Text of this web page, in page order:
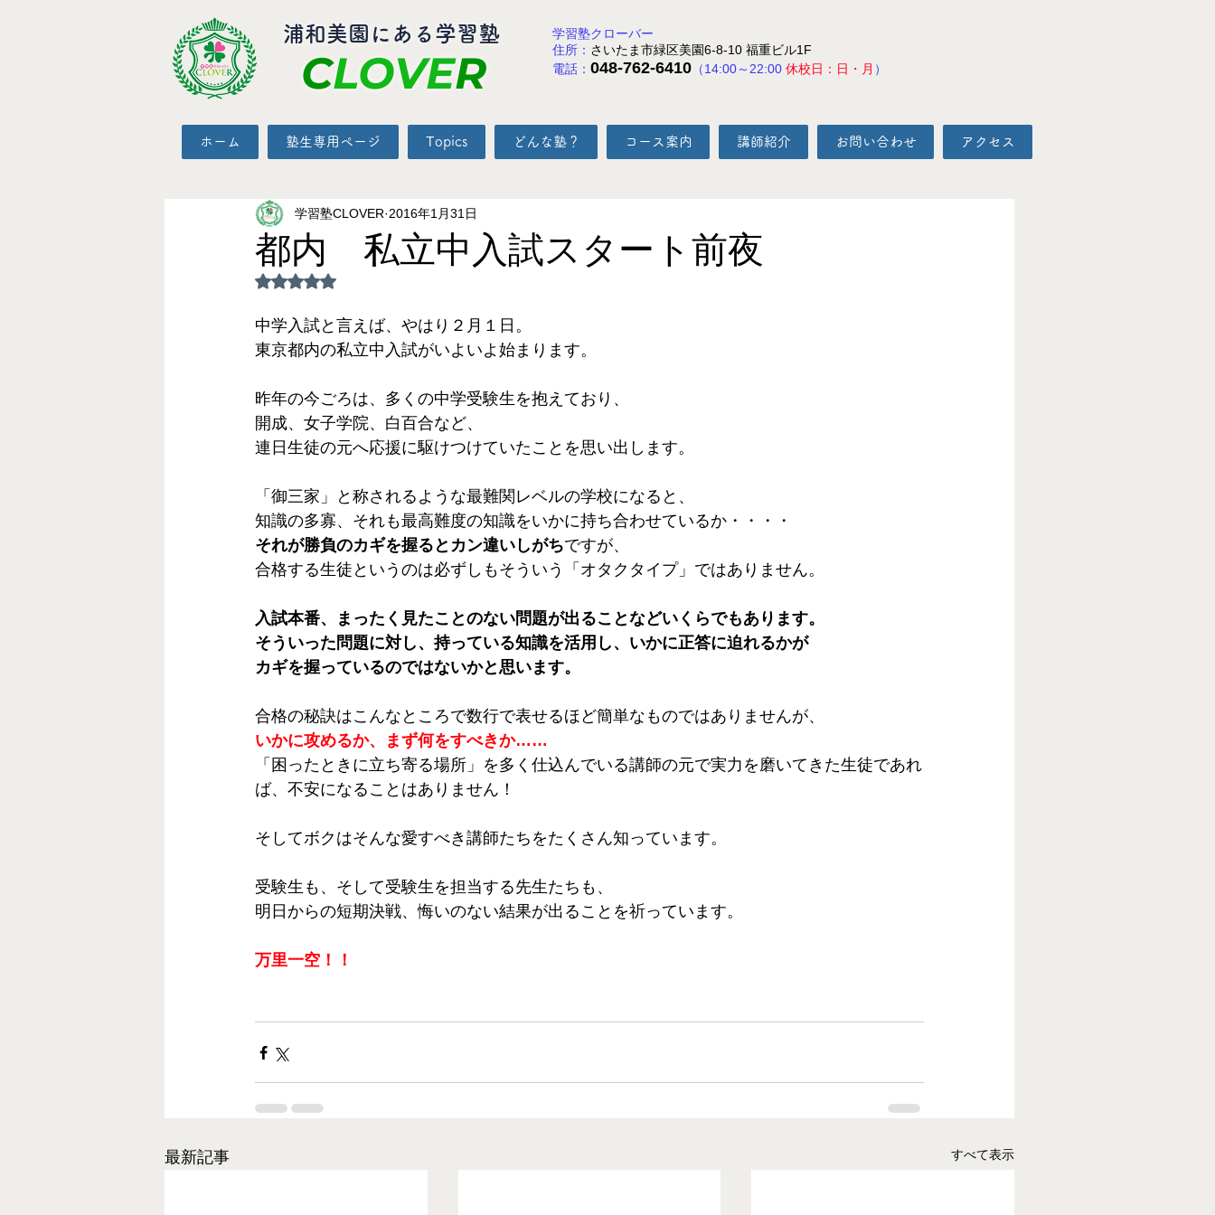
​浦和美園にある学習塾
CLOVER
学習塾クローバー
住所： さいたま市緑区美園6-8-10 福重ビル1F
電話： 048-762-6410 （14:00～22:00 休校日：日・月 ）
ホーム 塾生専用ページ Topics どんな塾？ コース案内 講師紹介 お問い合わせ アクセス
都内 私立中入試スタート前夜
学習塾CLOVER 2016年1月31日
5つ星のうちNaNと評価されています。
中学入試と言えば、やはり２月１日。
東京都内の私立中入試がいよいよ始まります。
昨年の今ごろは、多くの中学受験生を抱えており、
開成、女子学院、白百合など、
連日生徒の元へ応援に駆けつけていたことを思い出します。
「御三家」と称されるような最難関レベルの学校になると、
知識の多寡、それも最高難度の知識をいかに持ち合わせているか・・・・
それが勝負のカギを握るとカン違いしがちですが、
合格する生徒というのは必ずしもそういう「オタクタイプ」ではありません。
入試本番、まったく見たことのない問題が出ることなどいくらでもあります。
そういった問題に対し、持っている知識を活用し、いかに正答に迫れるかが
カギを握っているのではないかと思います。
合格の秘訣はこんなところで数行で表せるほど簡単なものではありませんが、
いかに攻めるか、まず何をすべきか……
「困ったときに立ち寄る場所」を多く仕込んでいる講師の元で実力を磨いてきた生徒であれ
ば、不安になることはありません！
そしてボクはそんな愛すべき講師たちをたくさん知っています。
受験生も、そして受験生を担当する先生たちも、
明日からの短期決戦、悔いのない結果が出ることを祈っています。
万里一空！！
最新記事 すべて表示